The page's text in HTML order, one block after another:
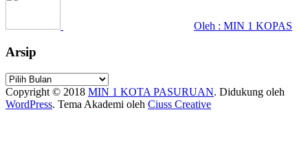
Oleh : MIN 1 KOPAS
Arsip
Arsip
Copyright © 2018 MIN 1 KOTA PASURUAN. Didukung oleh
WordPress. Tema Akademi oleh Ciuss Creative